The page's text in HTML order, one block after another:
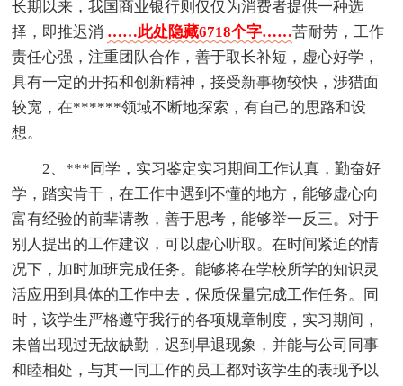
长期以来，我国商业银行则仅仅为消费者提供一种选
择，即推迟消 ……此处隐藏6718个字……苦耐劳，工作
责任心强，注重团队合作，善于取长补短，虚心好学，
具有一定的开拓和创新精神，接受新事物较快，涉猎面
较宽，在******领域不断地探索，有自己的思路和设
想。
2、***同学，实习鉴定实习期间工作认真，勤奋好
学，踏实肯干，在工作中遇到不懂的地方，能够虚心向
富有经验的前辈请教，善于思考，能够举一反三。对于
别人提出的工作建议，可以虚心听取。在时间紧迫的情
况下，加时加班完成任务。能够将在学校所学的知识灵
活应用到具体的工作中去，保质保量完成工作任务。同
时，该学生严格遵守我行的各项规章制度，实习期间，
未曾出现过无故缺勤，迟到早退现象，并能与公司同事
和睦相处，与其一同工作的员工都对该学生的表现予以